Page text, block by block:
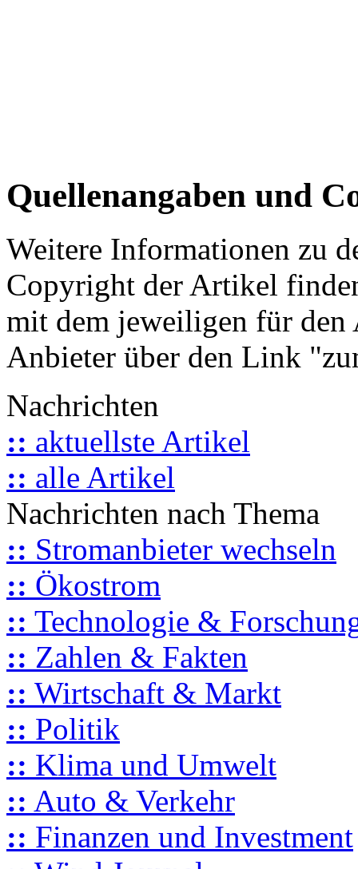
Quellenangaben und
Weitere Informationen zu
Copyright der Artikel
mit dem jeweiligen für
Anbieter über den Link
Nachrichten
:: aktuellste Artikel
:: alle Artikel
Nachrichten nach Thema
:: Stromanbieter wechseln
:: Ökostrom
:: Technologie &
:: Zahlen & Fakten
:: Wirtschaft & Markt
:: Politik
:: Klima und Umwelt
:: Auto & Verkehr
:: Finanzen und Investment